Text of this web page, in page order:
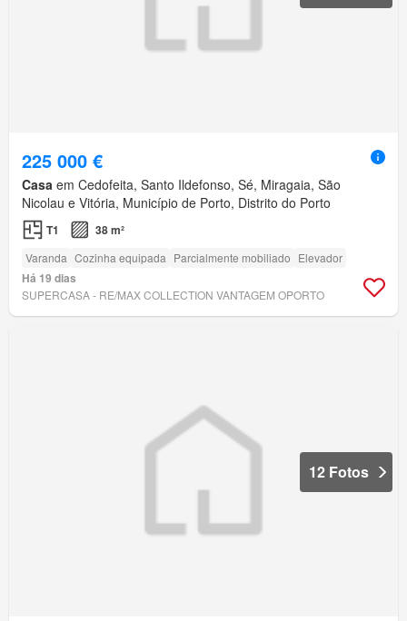
225 000 €
Casa em Cedofeita, Santo Ildefonso, Sé, Miragaia, São
Nicolau e Vitória, Município de Porto, Distrito do Porto
T1 38 m²
Varanda Cozinha equipada Parcialmente mobiliado Elevador
Há 19 dias
SUPERCASA - RE/MAX COLLECTION VANTAGEM OPORTO
12 Fotos